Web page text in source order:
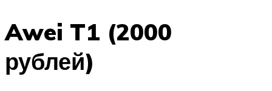
Awei T1 (2000
рублей)